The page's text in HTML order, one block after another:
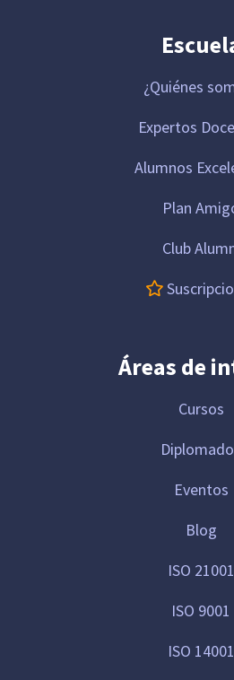
¿Quiénes
Expertos
Alumnos
Plan
Club
Áreas de
Cursos
Eventos
Blog
ISO 21001
ISO 9001
ISO 14001